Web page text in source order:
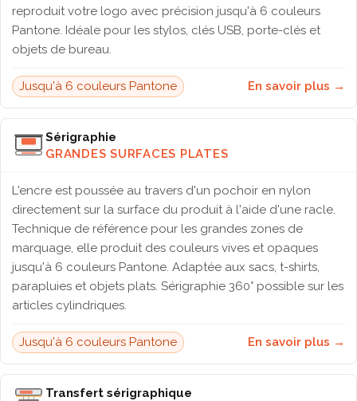
reproduit votre logo avec précision jusqu'à 6 couleurs
Pantone. Idéale pour les stylos, clés USB, porte-clés et
objets de bureau.
Jusqu'à 6 couleurs Pantone En savoir plus →
Sérigraphie
GRANDES SURFACES PLATES
L'encre est poussée au travers d'un pochoir en nylon
directement sur la surface du produit à l'aide d'une racle.
Technique de référence pour les grandes zones de
marquage, elle produit des couleurs vives et opaques
jusqu'à 6 couleurs Pantone. Adaptée aux sacs, t-shirts,
parapluies et objets plats. Sérigraphie 360° possible sur les
articles cylindriques.
Jusqu'à 6 couleurs Pantone En savoir plus →
Transfert sérigraphique